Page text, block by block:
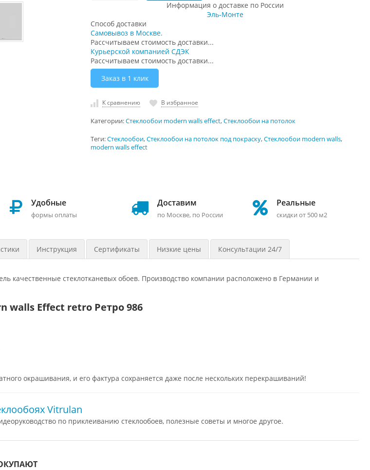
Информация о доставке по России
Эль-Монте
Способ доставки
Самовывоз в Москве.
Рассчитываем стоимость доставки...
Курьерской компанией СДЭК
Рассчитываем стоимость доставки...
Заказ в 1 клик
К сравнению В избранное
Категории:Стеклообои modern walls effect,Стеклообои на потолок
Теги:Стеклообои,Стеклообои на потолок под покраску,Стеклообои modern walls,
modern walls effect
Удобные
формы оплаты
Доставим
по Москве, по России
Реальные
скидки от 500 м2
Инструкция Сертификаты Низкие цены Консультации 24/7
качественные стеклотканевых обоев. Производство компании расположено в Германии и
walls Effect retro Ретро 986
окрашивания, и его фактура сохраняется даже после нескольких перекрашиваний!
Vitrulan
по приклеиванию стеклообоев, полезные советы и многое другое.